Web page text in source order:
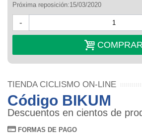
Próxima reposición:15/03/2020
-
COMPRAR
TIENDA CICLISMO ON-LINE
Código BIKUM
Descuentos en cientos de
FORMAS DE PAGO